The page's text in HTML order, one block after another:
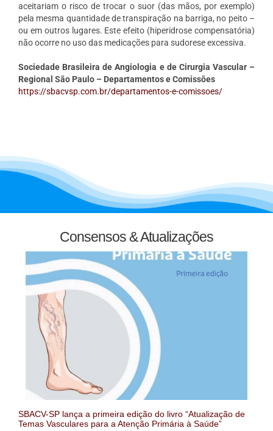
aceitariam o risco de trocar o suor (das mãos, por exemplo)
pela mesma quantidade de transpiração na barriga, no peito –
ou em outros lugares. Este efeito (hiperidrose compensatória)
não ocorre no uso das medicações para sudorese excessiva.
Sociedade Brasileira de Angiologia e de Cirurgia Vascular –
Regional São Paulo – Departamentos e Comissões
https://sbacvsp.com.br/departamentos-e-comissoes/
Consensos & Atualizações
SBACV-SP lança a primeira edição do livro “Atualização de
Temas Vasculares para a Atenção Primária à Saúde”